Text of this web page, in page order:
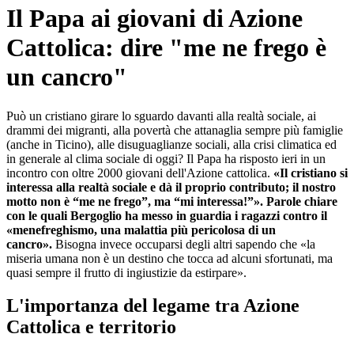
Il Papa ai giovani di Azione
Cattolica: dire "me ne frego è
un cancro"
Può un cristiano girare lo sguardo davanti alla realtà sociale, ai
drammi dei migranti, alla povertà che attanaglia sempre più famiglie
(anche in Ticino), alle disuguaglianze sociali, alla crisi climatica ed
in generale al clima sociale di oggi? Il Papa ha risposto ieri in un
incontro con oltre 2000 giovani dell'Azione cattolica. «Il cristiano si
interessa alla realtà sociale e dà il proprio contributo; il nostro
motto non è “me ne frego”, ma “mi interessa!”». Parole chiare
con le quali Bergoglio ha messo in guardia i ragazzi contro il
«menefreghismo, una malattia più pericolosa di un
cancro». Bisogna invece occuparsi degli altri sapendo che «la
miseria umana non è un destino che tocca ad alcuni sfortunati, ma
quasi sempre il frutto di ingiustizie da estirpare».
L'importanza del legame tra Azione
Cattolica e territorio